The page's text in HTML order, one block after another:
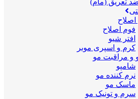
تعریق (مام)
اصلاح
فوم اصلاح
افتر شیو
کرم و اسپری موبر
و مراقبت مو
شامپو
نرم کننده مو
ماسک مو
سرم و تونیک مو